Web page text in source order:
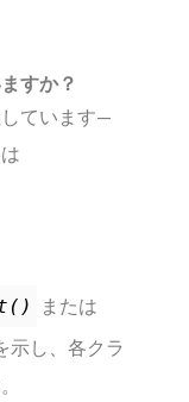
すか？
ています—
または
示し、各クラ